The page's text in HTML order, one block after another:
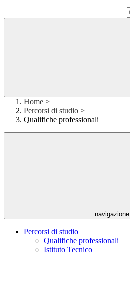
Home >
Percorsi di studio >
Qualifiche professionali
navigazione
Percorsi di studio
Qualifiche professionali
Istituto Tecnico